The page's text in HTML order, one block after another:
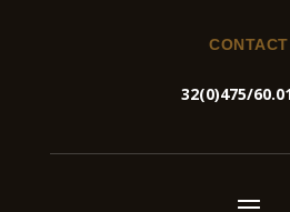
CONTACT
32(0)475/